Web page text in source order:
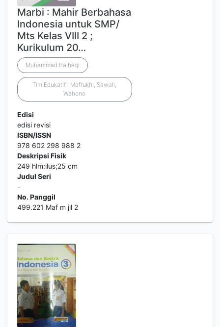
Marbi : Mahir Berbahasa
Indonesia untuk SMP/
Mts Kelas VIII 2 ;
Kurikulum 20…
Muhammad Baihaqi
Tim Edukatif : Mafrukhi, Sawali,
Wahono
Edisi
edisi revisi
ISBN/ISSN
978 602 298 988 2
Deskripsi Fisik
249 hlm:ilus;25 cm
Judul Seri
-
No. Panggil
499.221 Maf m jil 2